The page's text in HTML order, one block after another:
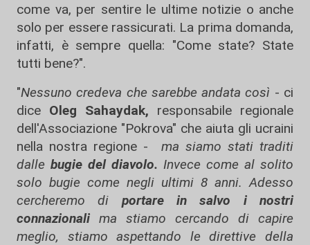
come va, per sentire le ultime notizie o anche
solo per essere rassicurati. La prima domanda,
infatti, è sempre quella: "Come state? State
tutti bene?".
"Nessuno credeva che sarebbe andata così - ci
dice Oleg Sahaydak, responsabile regionale
dell'Associazione "Pokrova" che aiuta gli ucraini
nella nostra regione - ma siamo stati traditi
dalle bugie del diavolo. Invece come al solito
solo bugie come negli ultimi 8 anni. Adesso
cercheremo di portare in salvo i nostri
connazionali ma stiamo cercando di capire
meglio, stiamo aspettando le direttive della